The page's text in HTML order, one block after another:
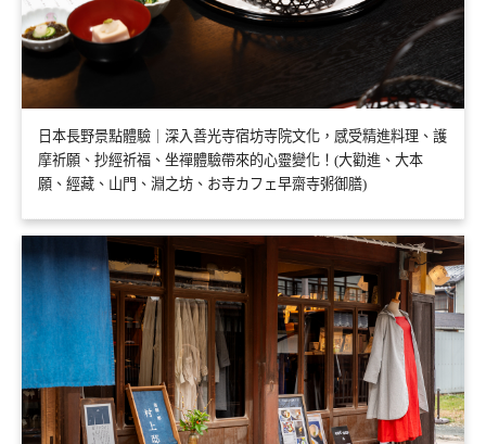
日本長野景點體驗｜深入善光寺宿坊寺院文化，感受精進料理、護
摩祈願、抄經祈福、坐禪體驗帶來的心靈變化！(大勸進、大本
願、經藏、山門、淵之坊、お寺カフェ早齋寺粥御膳)